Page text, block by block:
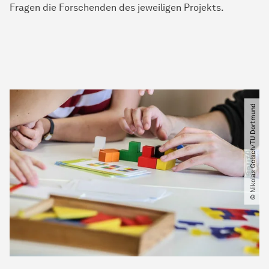
Fragen die Forschenden des jeweiligen Projekts.
© Nikolas Golsch​/​TU Dortmund